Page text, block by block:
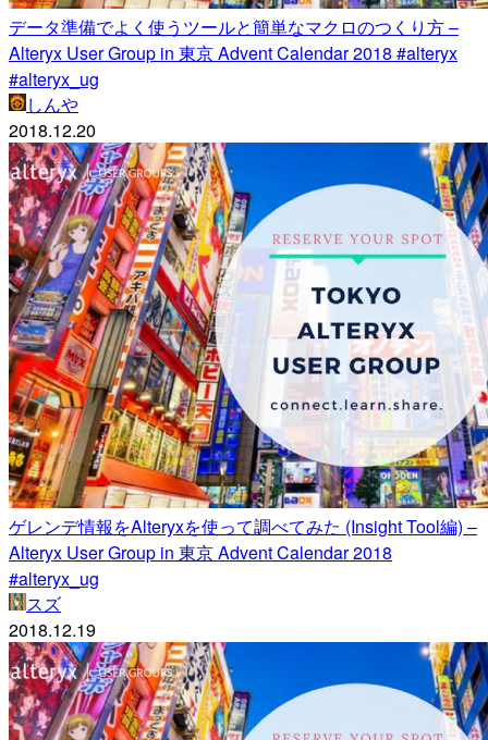
データ準備でよく使うツールと簡単なマクロのつくり方 –
Alteryx User Group in 東京 Advent Calendar 2018 #alteryx
#alteryx_ug
しんや
2018.12.20
ゲレンデ情報をAlteryxを使って調べてみた (Insight Tool編) –
Alteryx User Group in 東京 Advent Calendar 2018
#alteryx_ug
スズ
2018.12.19